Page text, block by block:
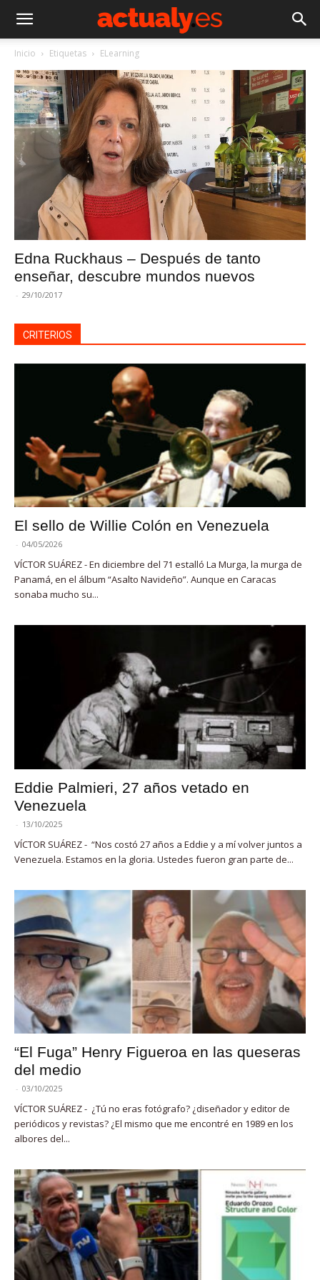
Inicio Etiquetas ELearning
Edna Ruckhaus – Después de tanto
enseñar, descubre mundos nuevos
- 29/10/2017
CRITERIOS
El sello de Willie Colón en Venezuela
- 04/05/2026
VÍCTOR SUÁREZ - En diciembre del 71 estalló La Murga, la murga de
Panamá, en el álbum “Asalto Navideño”. Aunque en Caracas
sonaba mucho su...
Eddie Palmieri, 27 años vetado en
Venezuela
- 13/10/2025
VÍCTOR SUÁREZ - “Nos costó 27 años a Eddie y a mí volver juntos a
Venezuela. Estamos en la gloria. Ustedes fueron gran parte de...
“El Fuga” Henry Figueroa en las queseras
del medio
- 03/10/2025
VÍCTOR SUÁREZ - ¿Tú no eras fotógrafo? ¿diseñador y editor de
periódicos y revistas? ¿El mismo que me encontré en 1989 en los
albores del...